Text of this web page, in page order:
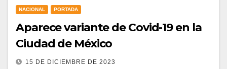
NACIONAL PORTADA
Aparece variante de Covid-19 en la
Ciudad de México
15 DE DICIEMBRE DE 2023